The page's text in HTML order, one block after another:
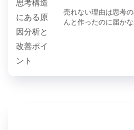
売れない理由は思考
んと作ったのに届か